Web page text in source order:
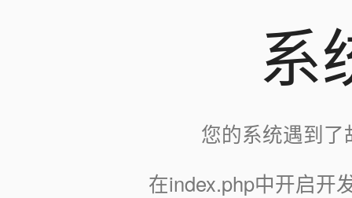
系
您的系统遇到
在index.php中开启开